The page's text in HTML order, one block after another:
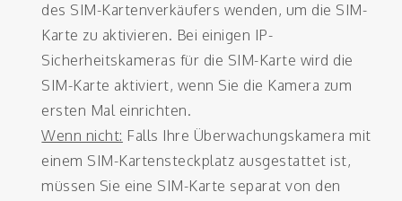
des SIM-Kartenverkäufers wenden, um die SIM-
Karte zu aktivieren. Bei einigen IP-
Sicherheitskameras für die SIM-Karte wird die
SIM-Karte aktiviert, wenn Sie die Kamera zum
ersten Mal einrichten.
Wenn nicht: Falls Ihre Überwachungskamera mit
einem SIM-Kartensteckplatz ausgestattet ist,
müssen Sie eine SIM-Karte separat von den